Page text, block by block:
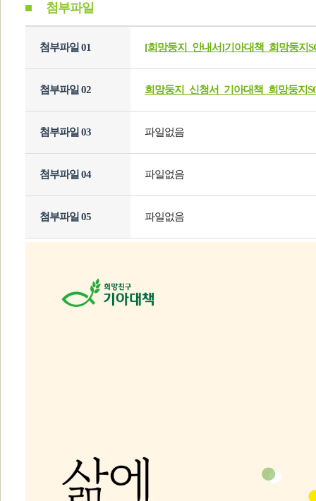
첨부파일
첨부파일 01 [희망둥지_안내서]기아대책_희망둥지
첨부파일 02 희망둥지_신청서_기아대책_희망둥지
첨부파일 03 파일없음
첨부파일 04 파일없음
첨부파일 05 파일없음